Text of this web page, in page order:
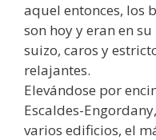
aquel entonces, los
son hoy y eran en
suizo, caros y
relajantes.
Elevándose por
Escaldes-
varios edificios, el